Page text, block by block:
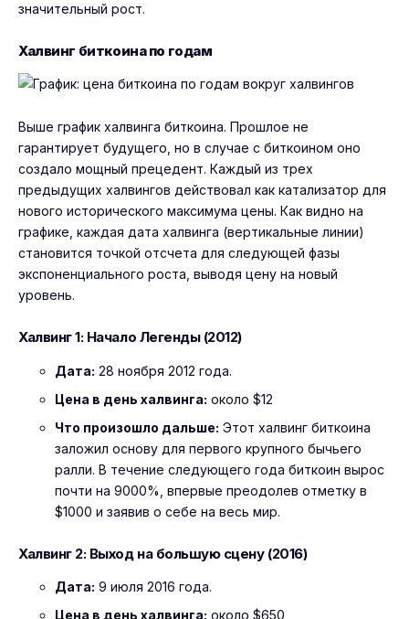
значительный рост.
Халвинг биткоина по годам
Выше график халвинга биткоина. Прошлое не
гарантирует будущего, но в случае с биткоином оно
создало мощный прецедент. Каждый из трех
предыдущих халвингов действовал как катализатор для
нового исторического максимума цены. Как видно на
графике, каждая дата халвинга (вертикальные линии)
становится точкой отсчета для следующей фазы
экспоненциального роста, выводя цену на новый
уровень.
Халвинг 1: Начало Легенды (2012)
Дата: 28 ноября 2012 года.
Цена в день халвинга: около $12
Что произошло дальше: Этот халвинг биткоина
заложил основу для первого крупного бычьего
ралли. В течение следующего года биткоин вырос
почти на 9000%, впервые преодолев отметку в
$1000 и заявив о себе на весь мир.
Халвинг 2: Выход на большую сцену (2016)
Дата: 9 июля 2016 года.
Цена в день халвинга: около $650